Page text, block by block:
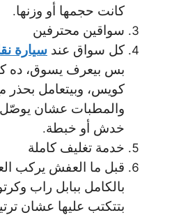
كانت حجمها أو وزنها.
سواقين محترفين
كل سواق عند سيارة
بس بيعرف يسوق، ده
كويس، وبيتعامل بحذر
والمطبات عشان
خدش أو خبطة.
خدمة تغليف كاملة
قبل ما العفش يركب
بالكامل ببابل راب
بتتكتب عليها عشان